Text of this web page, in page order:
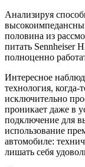
Анализируя
половина из
питать Sennheiser
полноценно
Интересное
технология, когда-
исключительно
проникает даже в
подключение для
использование
автомобиле:
лишать себя